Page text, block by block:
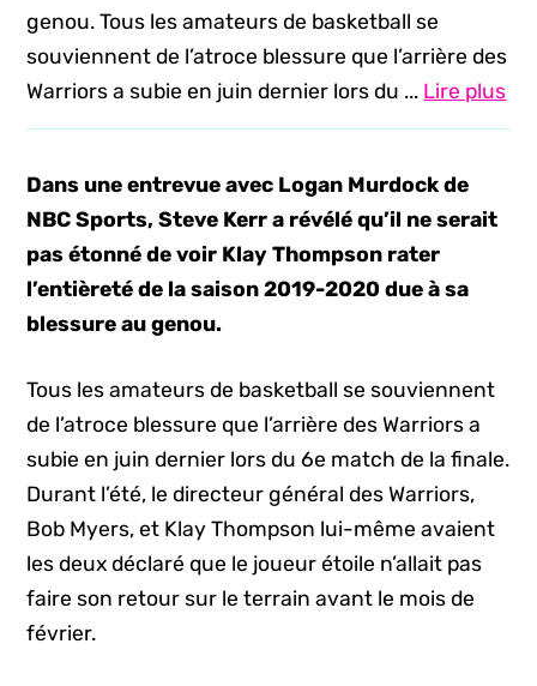
genou. Tous les amateurs de basketball se
souviennent de l’atroce blessure que l’arrière des
Warriors a subie en juin dernier lors du ... Lire plus
Dans une entrevue avec Logan Murdock de
NBC Sports, Steve Kerr a révélé qu’il ne serait
pas étonné de voir Klay Thompson rater
l’entièreté de la saison 2019-2020 due à sa
blessure au genou.
Tous les amateurs de basketball se souviennent
de l’atroce blessure que l’arrière des Warriors a
subie en juin dernier lors du 6e match de la finale.
Durant l’été, le directeur général des Warriors,
Bob Myers, et Klay Thompson lui-même avaient
les deux déclaré que le joueur étoile n’allait pas
faire son retour sur le terrain avant le mois de
février.